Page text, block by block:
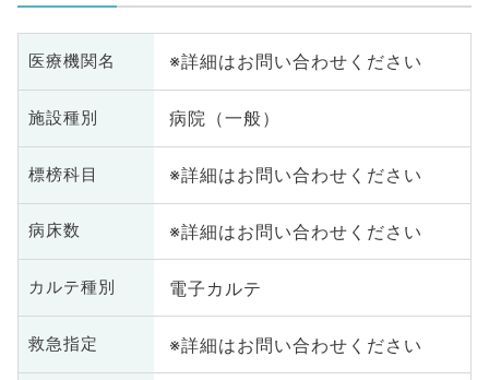
医療機関名 ※詳細はお問い合わせください
施設種別 病院（一般）
標榜科目 ※詳細はお問い合わせください
病床数 ※詳細はお問い合わせください
カルテ種別 電子カルテ
救急指定 ※詳細はお問い合わせください